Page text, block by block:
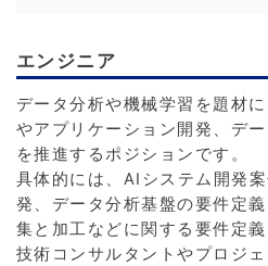
エンジニア
データ分析や機械学習を題材
やアプリケーション開発、デ
を推進するポジションです。
具体的には、AIシステム開発
発、データ分析基盤の要件定
集と加工などに関する要件定
技術コンサルタントやプロジ